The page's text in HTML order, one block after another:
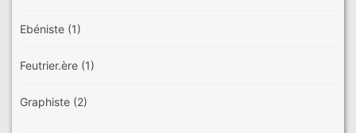
Ebéniste (1)
Feutrier.ère (1)
Graphiste (2)